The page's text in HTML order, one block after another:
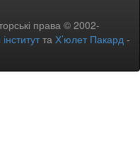
права © 2002-
та Х’юлет Пакард -